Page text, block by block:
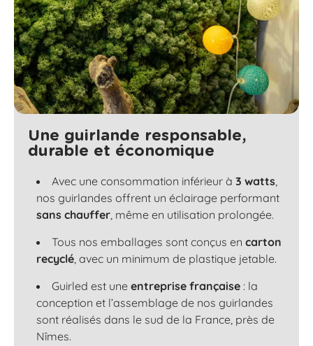
Une guirlande responsable,
durable et économique
Avec une consommation inférieur à 3 watts
nos guirlandes offrent un éclairage performant
sans chauffer , même en utilisation prolongée.
Tous nos emballages sont conçus en carton
recyclé , avec un minimum de plastique jetable.
Guirled est une entreprise française : la
conception et l’assemblage de nos guirlandes
sont réalisés dans le sud de la France, près de
Nîmes.